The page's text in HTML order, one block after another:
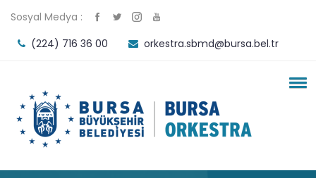
Sosyal Medya :
(224) 716 36 00
orkestra.sbmd@bursa.bel.tr